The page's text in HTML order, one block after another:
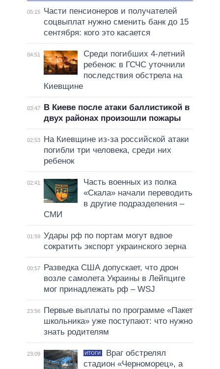
05:15
Части пенсионеров и получателей
соцвыплат нужно сменить банк до 15
сентября: кого это касается
04:51
Среди погибших 4-летний
ребенок: в ГСЧС уточнили
последствия обстрела на
Киевщине
03:47
В Киеве после атаки баллистикой в
двух районах произошли пожары
02:53
На Киевщине из-за российской атаки
погибли три человека, среди них
ребенок
02:41
Часть военных из полка
«Скала» начали переводить
в другие подразделения –
СМИ
01:59 Удары рф по портам могут вдвое
сократить экспорт украинского зерна
00:57
Разведка США допускает, что дрон
возле самолета Украины в Лейпциге
мог принадлежать рф – WSJ
23:56
Первые выплаты по программе «Пакет
школьника» уже поступают: что нужно
знать родителям
23:09 ИТОГИ
Враг обстрелял
стадион «Черноморец», а